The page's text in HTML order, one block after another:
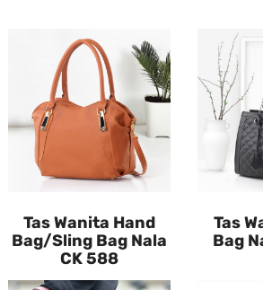
Tas Wanita Hand
Bag/Sling Bag Nala
CK 588
Tas
Bag